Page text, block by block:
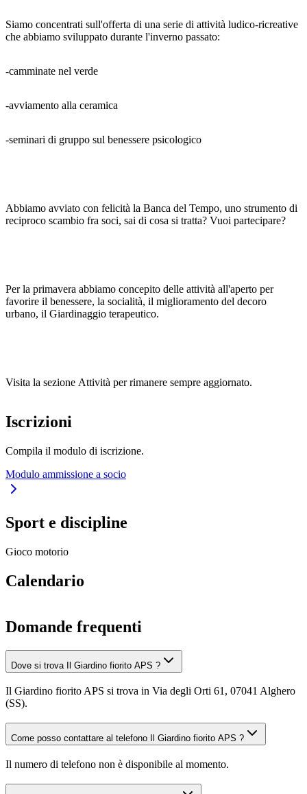
Siamo concentrati sull'offerta di una serie di attività ludico-ricreative
che abbiamo sviluppato durante l'inverno passato:
-camminate nel verde
-avviamento alla ceramica
-seminari di gruppo sul benessere psicologico
Abbiamo avviato con felicità la Banca del Tempo, uno strumento di
reciproco scambio fra soci, sai di cosa si tratta? Vuoi partecipare?
Per la primavera abbiamo concepito delle attività all'aperto per
favorire il benessere, la socialità, il miglioramento del decoro
urbano, il Giardinaggio terapeutico.
Visita la sezione Attività per rimanere sempre aggiornato.
Iscrizioni
Compila il modulo di iscrizione.
Modulo ammissione a socio
Sport e discipline
Gioco motorio
Calendario
Domande frequenti
Dove si trova Il Giardino fiorito APS ?
Il Giardino fiorito APS si trova in Via degli Orti 61, 07041 Alghero
(SS).
Come posso contattare al telefono Il Giardino fiorito APS ?
Il numero di telefono non è disponibile al momento.